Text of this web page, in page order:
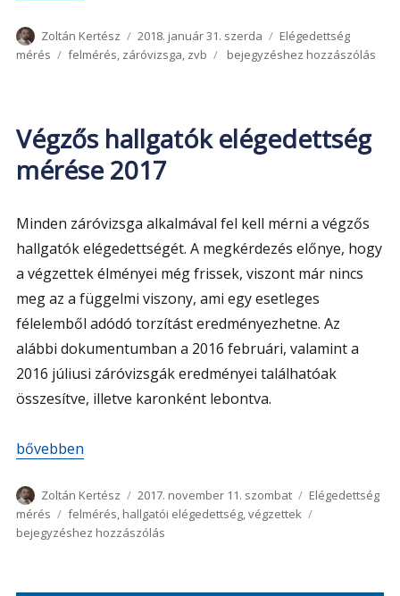
Szerző
Zoltán Kertész Közzétéve
2018. január 31. szerda Kategória
Elégedettség
mérés
Címke
felmérés, záróvizsga, zvb
Záróvizsga
2017-
ig
bejegyzéshez hozzászólás
Végzős hallgatók elégedettség
mérése 2017
Minden záróvizsga alkalmával fel kell mérni a végzős
hallgatók elégedettségét. A megkérdezés előnye, hogy
a végzettek élményei még frissek, viszont már nincs
meg az a függelmi viszony, ami egy esetleges
félelemből adódó torzítást eredményezhetne. Az
alábbi dokumentumban a 2016 februári, valamint a
2016 júliusi záróvizsgák eredményei találhatóak
összesítve, illetve karonként lebontva.
„Végzős hallgatók elégedettség mérése 2017”
bővebben
Szerző
Zoltán Kertész Közzétéve
2017. november 11. szombat Kategória
Elégedettség
mérés
Címke
felmérés, hallgatói elégedettség,végzettek
bejegyzéshez hozzászólás